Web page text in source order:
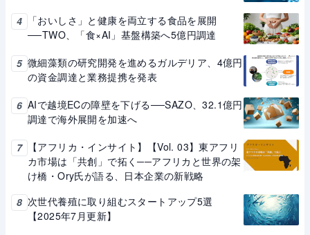
4
「おいしさ」と健康を両立する食品を展開
──TWO、「食×AI」基盤構築へ5億円調達
5 微細藻類の研究開発を進めるガルデリア、4億円
の資金調達と業務提携を発表
6 AIで越境ECの障壁を下げる──SAZO、32.1億円
調達で海外展開を加速へ
7
【アフリカ・インサイト】【Vol. 03】東アフリ
カ市場は「共創」で拓く──アフリカと世界の架
け橋・Ory氏が語る、日本企業の新戦略
8 次世代養殖に取り組むスタートアップ5選
【2025年7月更新】